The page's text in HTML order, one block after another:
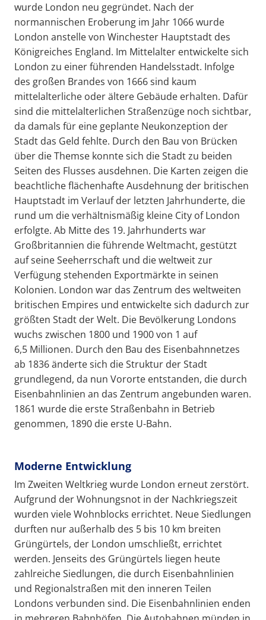
wurde London neu gegründet. Nach der
normannischen Eroberung im Jahr 1066 wurde
London anstelle von Winchester Hauptstadt des
Königreiches England. Im Mittelalter entwickelte sich
London zu einer führenden Handelsstadt. Infolge
des großen Brandes von 1666 sind kaum
mittelalterliche oder ältere Gebäude erhalten. Dafür
sind die mittelalterlichen Straßenzüge noch sichtbar,
da damals für eine geplante Neukonzeption der
Stadt das Geld fehlte. Durch den Bau von Brücken
über die Themse konnte sich die Stadt zu beiden
Seiten des Flusses ausdehnen. Die Karten zeigen die
beachtliche flächenhafte Ausdehnung der britischen
Hauptstadt im Verlauf der letzten Jahrhunderte, die
rund um die verhältnismäßig kleine City of London
erfolgte. Ab Mitte des 19. Jahrhunderts war
Großbritannien die führende Weltmacht, gestützt
auf seine Seeherrschaft und die weltweit zur
Verfügung stehenden Exportmärkte in seinen
Kolonien. London war das Zentrum des weltweiten
britischen Empires und entwickelte sich dadurch zur
größten Stadt der Welt. Die Bevölkerung Londons
wuchs zwischen 1800 und 1900 von 1 auf
6,5 Millionen. Durch den Bau des Eisenbahnnetzes
ab 1836 änderte sich die Struktur der Stadt
grundlegend, da nun Vororte entstanden, die durch
Eisenbahnlinien an das Zentrum angebunden waren.
1861 wurde die erste Straßenbahn in Betrieb
genommen, 1890 die erste U-Bahn.
Moderne Entwicklung
Im Zweiten Weltkrieg wurde London erneut zerstört.
Aufgrund der Wohnungsnot in der Nachkriegszeit
wurden viele Wohnblocks errichtet. Neue Siedlungen
durften nur außerhalb des 5 bis 10 km breiten
Grüngürtels, der London umschließt, errichtet
werden. Jenseits des Grüngürtels liegen heute
zahlreiche Siedlungen, die durch Eisenbahnlinien
und Regionalstraßen mit den inneren Teilen
Londons verbunden sind. Die Eisenbahnlinien enden